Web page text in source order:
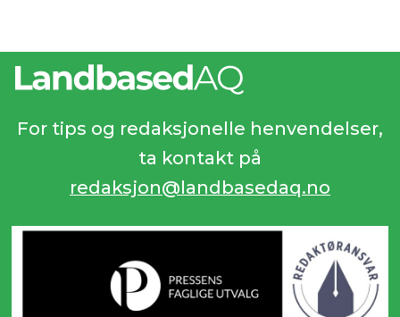
For tips og redaksjonelle henvendelser,
ta kontakt på
redaksjon@landbasedaq.no